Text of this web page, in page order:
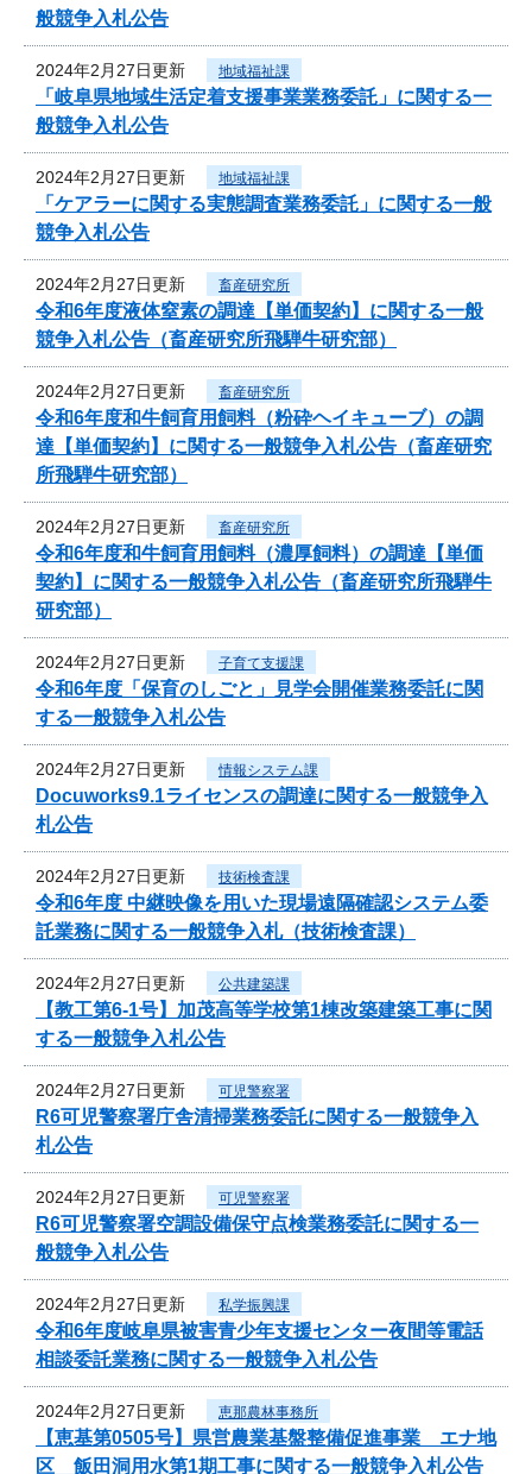
般競争入札公告
2024年2月27日更新 地域福祉課
「岐阜県地域生活定着支援事業業務委託」に関する一
般競争入札公告
2024年2月27日更新 地域福祉課
「ケアラーに関する実態調査業務委託」に関する一般
競争入札公告
2024年2月27日更新 畜産研究所
令和6年度液体窒素の調達【単価契約】に関する一般
競争入札公告（畜産研究所飛騨牛研究部）
2024年2月27日更新 畜産研究所
令和6年度和牛飼育用飼料（粉砕ヘイキューブ）の調
達【単価契約】に関する一般競争入札公告（畜産研究
所飛騨牛研究部）
2024年2月27日更新 畜産研究所
令和6年度和牛飼育用飼料（濃厚飼料）の調達【単価
契約】に関する一般競争入札公告（畜産研究所飛騨牛
研究部）
2024年2月27日更新 子育て支援課
令和6年度「保育のしごと」見学会開催業務委託に関
する一般競争入札公告
2024年2月27日更新 情報システム課
Docuworks9.1ライセンスの調達に関する一般競争入
札公告
2024年2月27日更新 技術検査課
令和6年度 中継映像を用いた現場遠隔確認システム委
託業務に関する一般競争入札（技術検査課）
2024年2月27日更新 公共建築課
【教工第6-1号】加茂高等学校第1棟改築建築工事に関
する一般競争入札公告
2024年2月27日更新 可児警察署
R6可児警察署庁舎清掃業務委託に関する一般競争入
札公告
2024年2月27日更新 可児警察署
R6可児警察署空調設備保守点検業務委託に関する一
般競争入札公告
2024年2月27日更新 私学振興課
令和6年度岐阜県被害青少年支援センター夜間等電話
相談委託業務に関する一般競争入札公告
2024年2月27日更新 恵那農林事務所
【恵基第0505号】県営農業基盤整備促進事業 エナ地
区 飯田洞用水第1期工事に関する一般競争入札公告